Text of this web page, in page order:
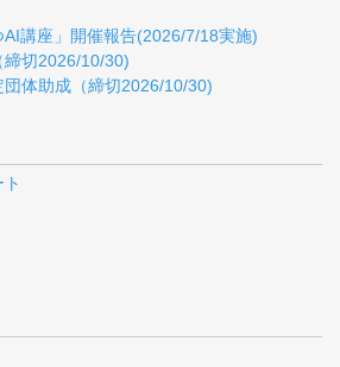
AI講座」開催報告(2026/7/18実施)
切2026/10/30)
団体助成（締切2026/10/30)